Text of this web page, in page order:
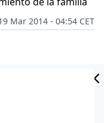
Mar 2014 - 04:54 CET